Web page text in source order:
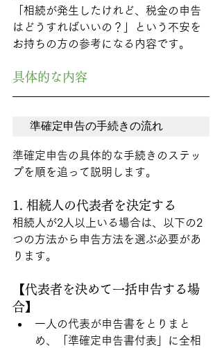
「相続が発生したけれど、税金の申告
はどうすればいいの？」という不安を
お持ちの方の参考になる内容です。
具体的な内容
準確定申告の手続きの流れ
準確定申告の具体的な手続きのステッ
プを順を追って説明します。
1. 相続人の代表者を決定する
相続人が2人以上いる場合は、以下の2
つの方法から申告方法を選ぶ必要があ
ります。
【代表者を決めて一括申告する場
合】
一人の代表が申告書をとりまと
め、「準確定申告書付表」に全相